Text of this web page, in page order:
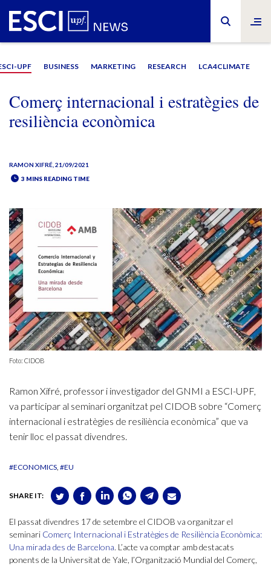
UPF BUSINESS MARKETING RESEARCH LCA4CLIMATE
Comerç internacional i estratègies de
resiliència econòmica
RAMON XIFRÉ , 21/09/2021
3 MINS READING TIME
Foto: CIDOB
Ramon Xifré, professor i investigador del GNMI a ESCI-UPF,
va participar al seminari organitzat pel CIDOB sobre “Comerç
internacional i estratègies de resiliència econòmica” que va
tenir lloc el passat divendres.
#ECONOMICS #EU
SHARE IT:
El passat divendres 17 de setembre el CIDOB va organitzar el
seminari Comerç Internacional i Estratègies de Resiliència Econòmica:
Una mirada des de Barcelona. L’acte va comptar amb destacats
ponents de la Universitat de Yale, l’Organització Mundial del Comerç,